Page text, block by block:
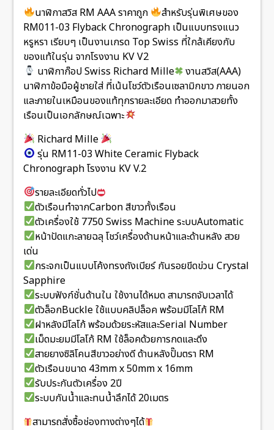
นาฬิกาสวิส RM AAA ราคาถูก
สำหรับรุ่นพิเศษของ
RM011-03 Flyback Chronograph เป็นแบบทรงแนว
หรูหรา เรียบๆ เป็นงานเกรด Top Swiss ที่ใกล้เคียงกับ
ของแท้ในรุ่น จากโรงงาน KV V2
นาฬิกาก๊อป Swiss Richard Mille
งานสวิส(AAA)
นาฬิกาข้อมือผู้ชายใส่ ที่เน้นโชว์ตัวเรือนเซลามิกขาว ภายนอก
และภายในเหมือนของแท้ทุกรายละเอียด ทำออกมาสวยทั้ง
เรือนเป็นเอกลักษณ์เฉพาะ
Richard Mille
รุ่น RM11-03 White Ceramic Flyback
Chronograph โรงงาน KV V.2
รายละเอียดทั่วไป
ตัวเรือนทำจากCarbon สีขาวทั้งเรือน
ตัวเครื่องใช้ 7750 Swiss Machine ระบบAutomatic
หน้าปัดแกะลายฉลุ โชว์เครื่องด้านหน้าและด้านหลัง สวย
เด่น
กระจกเป็นแบบโค้งทรงถังเบียร์ กันรอยขีดข่วน Crystal
Sapphire
ระบบฟังก์ชั่นด้านใน ใช้งานได้หมด สามารถจับเวลาได้
ตัวล็อกBuckle ใช้แบบคลิปล็อค พร้อมมีโลโก้ RM
ฝาหลังมีโลโก้ พร้อมด้วยระหัสและSerial Number
เม็ดมะยมมีโลโก้ RM ใช้ล็อคด้วยการกดและดึง
สายยางซิลิโคนสีขาวอย่างดี ด้านหลังปั๊มตรา RM
ตัวเรือนขนาด 43mm x 50mm x 16mm
รับประกันตัวเครื่อง 2ปี
ระบบกันน้ำและทนน้ำลึกได้ 20เมตร
สามารถสั่งซื้อช่องทางต่างๆได้